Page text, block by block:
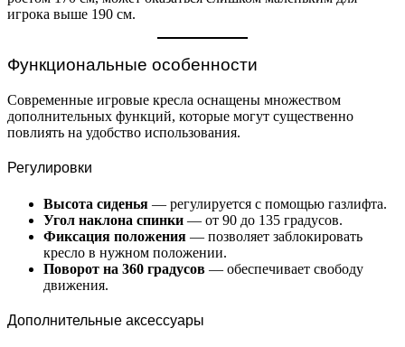
игрока выше 190 см.
Функциональные особенности
Современные игровые кресла оснащены множеством
дополнительных функций, которые могут существенно
повлиять на удобство использования.
Регулировки
Высота сиденья — регулируется с помощью газлифта.
Угол наклона спинки — от 90 до 135 градусов.
Фиксация положения — позволяет заблокировать
кресло в нужном положении.
Поворот на 360 градусов — обеспечивает свободу
движения.
Дополнительные аксессуары